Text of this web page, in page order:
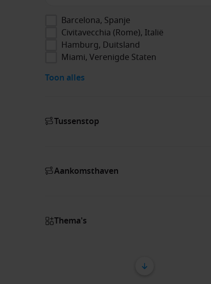
Barcelona, Spanje
Civitavecchia (Rome), Italië
Hamburg, Duitsland
Miami, Verenigde Staten
Toon alles
Tussenstop
Aankomsthaven
Thema's